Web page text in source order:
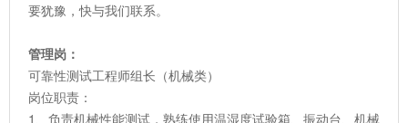
要犹豫，快与我们联系。
管理岗：
可靠性测试工程师组长（机械类）
岗位职责：
1、负责机械性能测试，熟练使用温湿度试验箱、振动台、机械